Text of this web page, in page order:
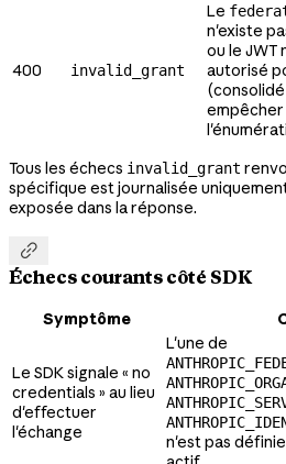
400 invalid_grant
Le
n'existe
ou le JWT
autorisé
empêcher
Tous les échecs invalid_grant
spécifique est journalisée
exposée dans la réponse.

Échecs courants côté SDK
Symptôme
Le SDK signale « no
credentials » au lieu
d'effectuer
l'échange
L'une de
n'est pas